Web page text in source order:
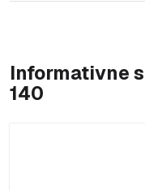
Informativne
140